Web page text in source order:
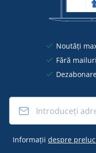
Noutăți
Fără
Informații despre